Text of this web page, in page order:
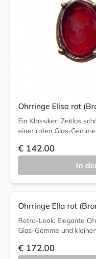
Ohrringe Elisa rot
Ein Klassiker: Zeitlos
einer roten Glas-Gemme
€ 142.00
In
Ohrringe Ella rot
Retro-Look: Elegante
Glas-Gemme und
€ 172.00